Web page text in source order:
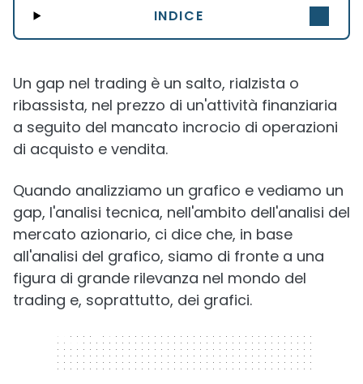
INDICE
Un gap nel trading è un salto, rialzista o
ribassista, nel prezzo di un'attività finanziaria
a seguito del mancato incrocio di operazioni
di acquisto e vendita.
Quando analizziamo un grafico e vediamo un
gap, l'analisi tecnica, nell'ambito dell'analisi del
mercato azionario, ci dice che, in base
all'analisi del grafico, siamo di fronte a una
figura di grande rilevanza nel mondo del
trading e, soprattutto, dei grafici.
320 x 50